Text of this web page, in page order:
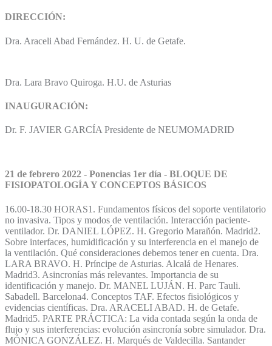
DIRECCIÓN:
Dra. Araceli Abad Fernández. H. U. de Getafe.
Dra. Lara Bravo Quiroga. H.U. de Asturias
INAUGURACIÓN:
Dr. F. JAVIER GARCÍA Presidente de NEUMOMADRID
21 de febrero 2022 - Ponencias 1er día - BLOQUE DE
FISIOPATOLOGÍA Y CONCEPTOS BÁSICOS
16.00-18.30 HORAS1. Fundamentos físicos del soporte ventilatorio
no invasiva. Tipos y modos de ventilación. Interacción paciente-
ventilador. Dr. DANIEL LÓPEZ. H. Gregorio Marañón. Madrid2.
Sobre interfaces, humidificación y su interferencia en el manejo de
la ventilación. Qué consideraciones debemos tener en cuenta. Dra.
LARA BRAVO. H. Príncipe de Asturias. Alcalá de Henares.
Madrid3. Asincronías más relevantes. Importancia de su
identificación y manejo. Dr. MANEL LUJÁN. H. Parc Tauli.
Sabadell. Barcelona4. Conceptos TAF. Efectos fisiológicos y
evidencias científicas. Dra. ARACELI ABAD. H. de Getafe.
Madrid5. PARTE PRÁCTICA: La vida contada según la onda de
flujo y sus interferencias: evolución asincronía sobre simulador. Dra.
MÓNICA GONZÁLEZ. H. Marqués de Valdecilla. Santander